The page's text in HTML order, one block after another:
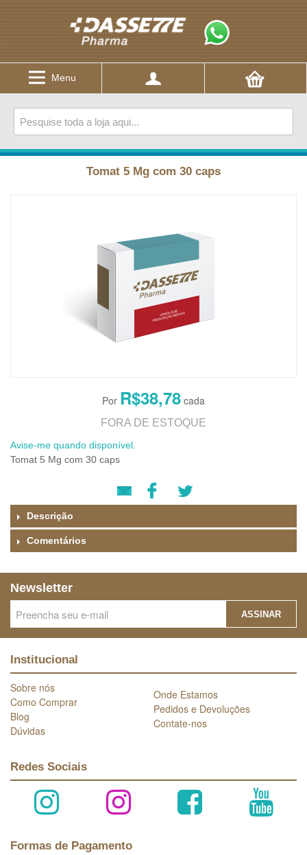
Menu
Tomat 5 Mg com 30 caps
R$38,78
FORA DE ESTOQUE
Avise-me quando disponível.
Tomat 5 Mg com 30 caps
Descrição
Comentários
Newsletter
ASSINAR
Institucional
Sobre nós
Como Comprar
Blog
Dúvidas
Onde Estamos
Pedidos e Devoluções
Contate-nos
Redes Sociais
Formas de Pagamento